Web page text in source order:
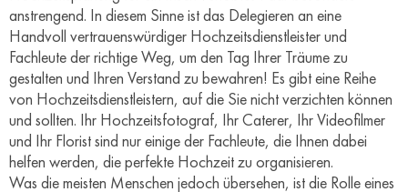
anstrengend. In diesem Sinne ist das Delegieren an eine
Handvoll vertrauenswürdiger Hochzeitsdienstleister und
Fachleute der richtige Weg, um den Tag Ihrer Träume zu
gestalten und Ihren Verstand zu bewahren! Es gibt eine Reihe
von Hochzeitsdienstleistern, auf die Sie nicht verzichten können
und sollten. Ihr Hochzeitsfotograf, Ihr Caterer, Ihr Videofilmer
und Ihr Florist sind nur einige der Fachleute, die Ihnen dabei
helfen werden, die perfekte Hochzeit zu organisieren.
Was die meisten Menschen jedoch übersehen, ist die Rolle eines